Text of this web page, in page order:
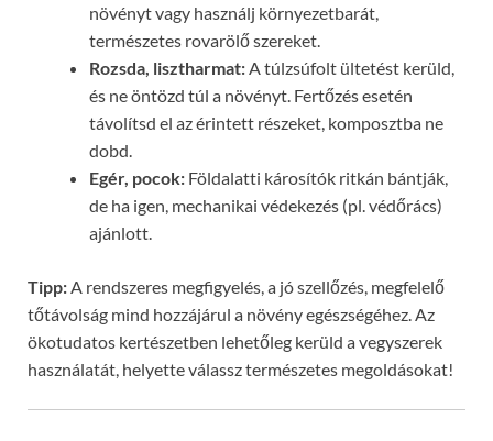
növényt vagy használj környezetbarát,
természetes rovarölő szereket.
Rozsda, lisztharmat: A túlzsúfolt ültetést kerüld,
és ne öntözd túl a növényt. Fertőzés esetén
távolítsd el az érintett részeket, komposztba ne
dobd.
Egér, pocok: Földalatti károsítók ritkán bántják,
de ha igen, mechanikai védekezés (pl. védőrács)
ajánlott.
Tipp: A rendszeres megfigyelés, a jó szellőzés, megfelelő
tőtávolság mind hozzájárul a növény egészségéhez. Az
ökotudatos kertészetben lehetőleg kerüld a vegyszerek
használatát, helyette válassz természetes megoldásokat!